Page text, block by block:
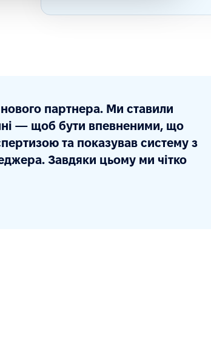
партнера. Ми ставили
— щоб бути впевненими, що
та показував систему з
Завдяки цьому ми чітко